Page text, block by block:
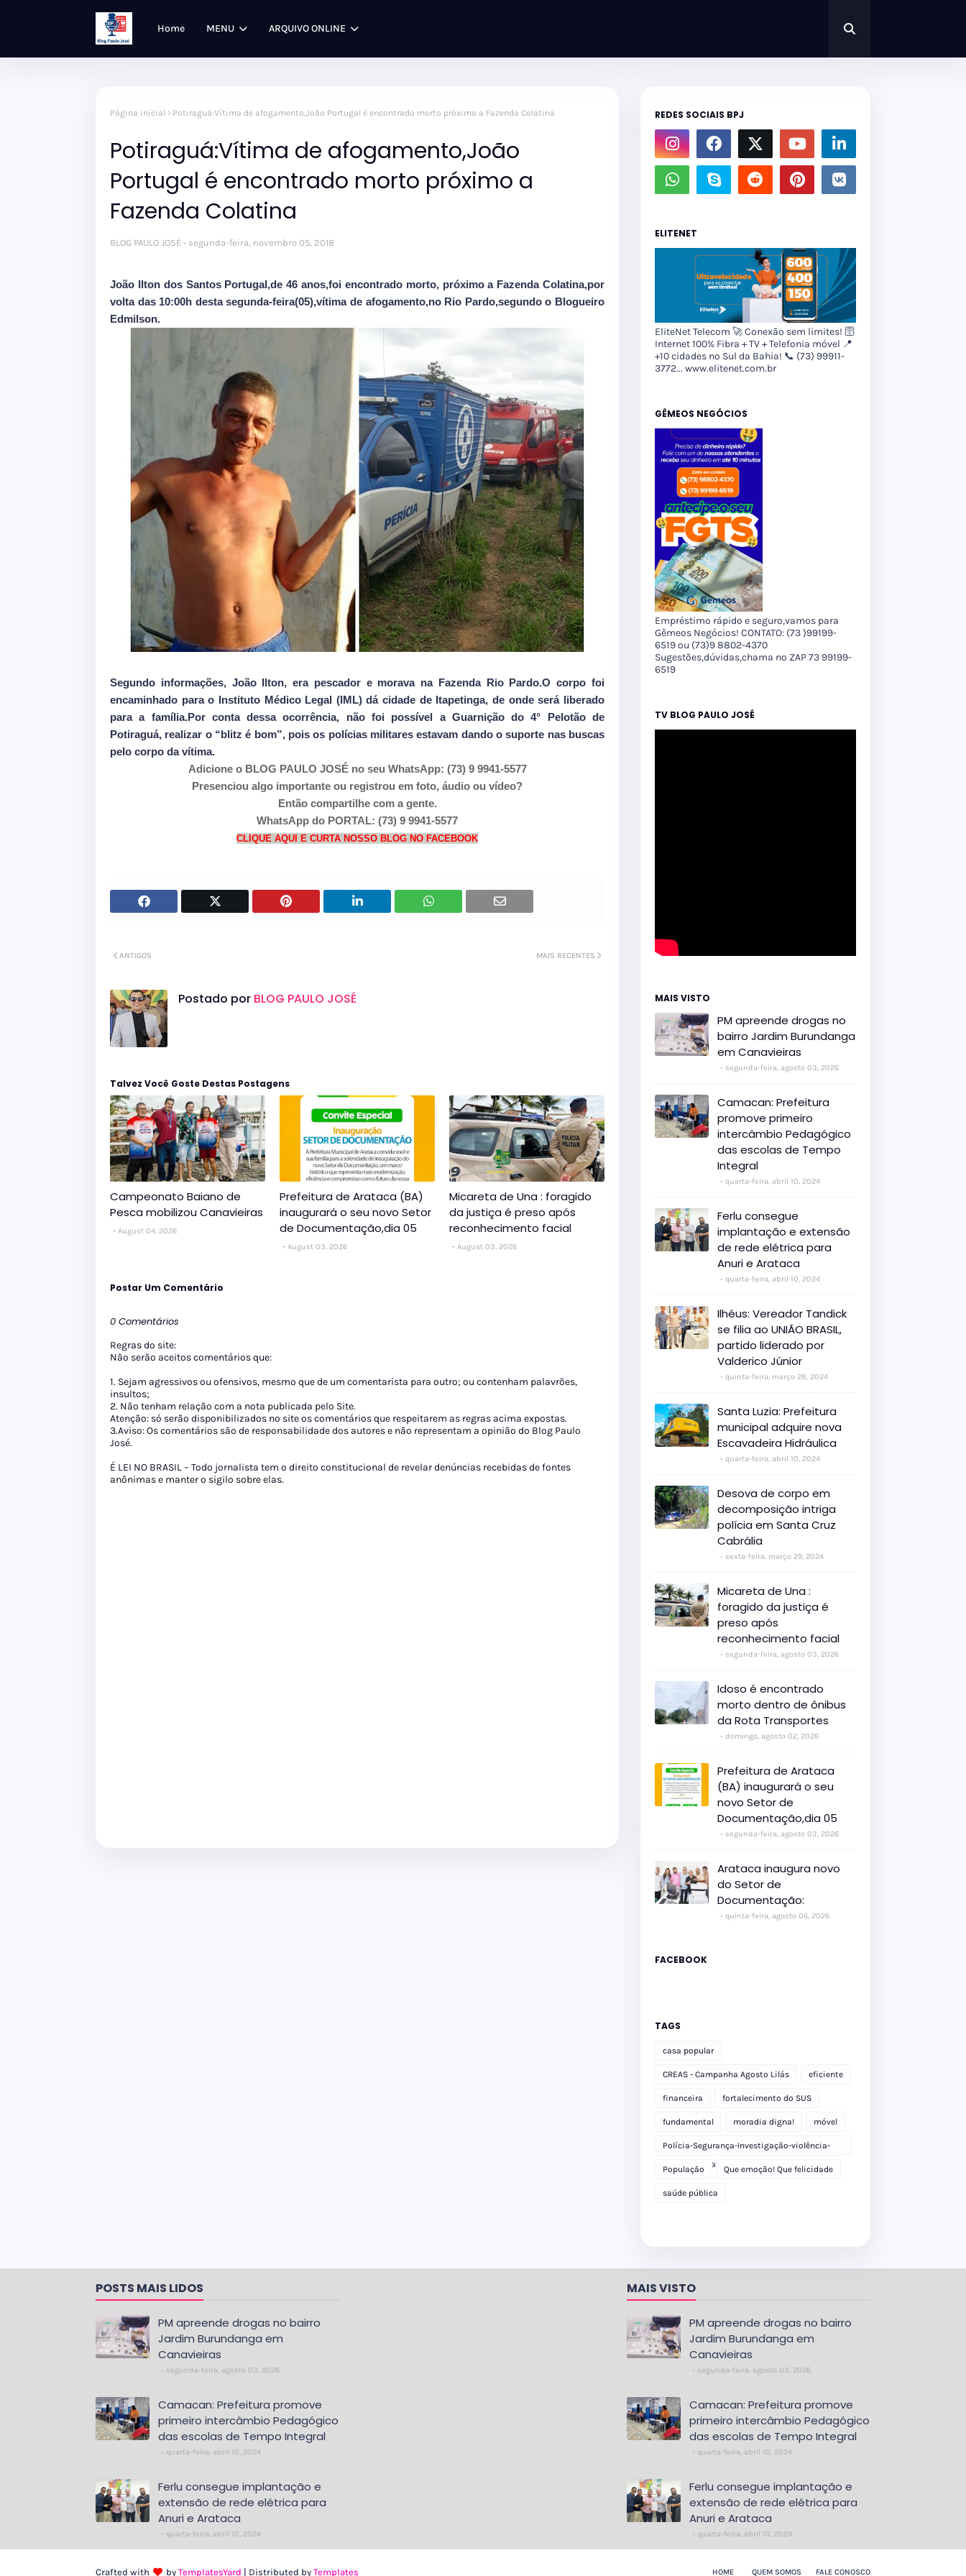
Home MENU ARQUIVO ONLINE
Página inicial Potiraguá:Vítima de afogamento,João Portugal é encontrado morto próximo a Fazenda Colatina
Potiraguá:Vítima de afogamento,João
Portugal é encontrado morto próximo a
Fazenda Colatina
BLOG PAULO JOSÉ segunda-feira, novembro 05, 2018
João Ilton dos Santos Portugal,de 46 anos,foi encontrado morto, próximo a Fazenda Colatina,por
volta das 10:00h desta segunda-feira(05),vítima de afogamento,no Rio Pardo,segundo o Blogueiro
Edmilson.
Segundo informações, João Ilton, era pescador e morava na Fazenda Rio Pardo.O corpo foi
encaminhado para o Instituto Médico Legal (IML) dá cidade de Itapetinga, de onde será liberado
para a família.Por conta dessa ocorrência, não foi possível a Guarnição do 4° Pelotão de
Potiraguá, realizar o “blitz é bom”, pois os polícias militares estavam dando o suporte nas buscas
pelo corpo da vítima.
Adicione o BLOG PAULO JOSÉ no seu WhatsApp: (73) 9 9941-5577
Presenciou algo importante ou registrou em foto, áudio ou vídeo?
Então compartilhe com a gente.
WhatsApp do PORTAL: (73) 9 9941-5577
CLIQUE AQUI E CURTA NOSSO BLOG NO FACEBOOK
MAIS RECENTES
ANTIGOS
Postado por BLOG PAULO JOSÉ
Talvez Você Goste Destas Postagens
Campeonato Baiano de
Pesca mobilizou Canavieiras
August 04, 2026
Prefeitura de Arataca (BA)
inaugurará o seu novo Setor
de Documentação,dia 05
August 03, 2026
Micareta de Una : foragido
da justiça é preso após
reconhecimento facial
August 03, 2026
Postar Um Comentário
0 Comentários
Regras do site:
Não serão aceitos comentários que:
1. Sejam agressivos ou ofensivos, mesmo que de um comentarista para outro; ou contenham palavrões,
insultos;
2. Não tenham relação com a nota publicada pelo Site.
Atenção: só serão disponibilizados no site os comentários que respeitarem as regras acima expostas.
3.Aviso: Os comentários são de responsabilidade dos autores e não representam a opinião do Blog Paulo
José.
É LEI NO BRASIL – Todo jornalista tem o direito constitucional de revelar denúncias recebidas de fontes
anônimas e manter o sigilo sobre elas.
REDES SOCIAIS BPJ
ELITENET
EliteNet Telecom 🚀 Conexão sem limites! 🛜
Internet 100% Fibra + TV + Telefonia móvel 📍
+10 cidades no Sul da Bahia! 📞 (73) 99911-
3772... www.elitenet.com.br
GÊMEOS NEGÓCIOS
Empréstimo rápido e seguro,vamos para
Gêmeos Negócios! CONTATO: (73 )99199-
6519 ou (73)9 8802-4370
Sugestões,dúvidas,chama no ZAP 73 99199-
6519
TV BLOG PAULO JOSÉ
MAIS VISTO
PM apreende drogas no
bairro Jardim Burundanga
em Canavieiras
segunda-feira, agosto 03, 2026
Camacan: Prefeitura
promove primeiro
intercâmbio Pedagógico
das escolas de Tempo
Integral
quarta-feira, abril 10, 2024
Ferlu consegue
implantação e extensão
de rede elétrica para
Anuri e Arataca
quarta-feira, abril 10, 2024
Ilhéus: Vereador Tandick
se filia ao UNIÃO BRASIL,
partido liderado por
Valderico Júnior
quinta-feira, março 28, 2024
Santa Luzia: Prefeitura
municipal adquire nova
Escavadeira Hidráulica
quarta-feira, abril 10, 2024
Desova de corpo em
decomposição intriga
polícia em Santa Cruz
Cabrália
sexta-feira, março 29, 2024
Micareta de Una :
foragido da justiça é
preso após
reconhecimento facial
segunda-feira, agosto 03, 2026
Idoso é encontrado
morto dentro de ônibus
da Rota Transportes
domingo, agosto 02, 2026
Prefeitura de Arataca
(BA) inaugurará o seu
novo Setor de
Documentação,dia 05
segunda-feira, agosto 03, 2026
Arataca inaugura novo
do Setor de
Documentação:
quinta-feira, agosto 06, 2026
FACEBOOK
TAGS
casa popular
CREAS - Campanha Agosto Lilás eficiente
financeira fortalecimento do SUS
fundamental moradia digna! móvel
Polícia-Segurança-Investigação-violência-
Polícia Militar-delegacia
População Que emoção! Que felicidade
saúde pública
POSTS MAIS LIDOS
PM apreende drogas no bairro
Jardim Burundanga em
Canavieiras
segunda-feira, agosto 03, 2026
Camacan: Prefeitura promove
primeiro intercâmbio Pedagógico
das escolas de Tempo Integral
quarta-feira, abril 10, 2024
Ferlu consegue implantação e
extensão de rede elétrica para
Anuri e Arataca
quarta-feira, abril 10, 2024
MAIS VISTO
PM apreende drogas no bairro
Jardim Burundanga em
Canavieiras
segunda-feira, agosto 03, 2026
Camacan: Prefeitura promove
primeiro intercâmbio Pedagógico
das escolas de Tempo Integral
quarta-feira, abril 10, 2024
Ferlu consegue implantação e
extensão de rede elétrica para
Anuri e Arataca
quarta-feira, abril 10, 2024
HOME QUEM SOMOS FALE CONOSCO
Crafted with by TemplatesYard | Distributed by Templates